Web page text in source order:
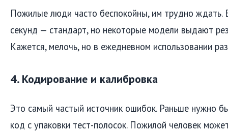
Пожилые люди часто беспокойны, им трудно ждать.
секунд — стандарт, но некоторые модели выдают
Кажется, мелочь, но в ежедневном использовании
4. Кодирование и калибровка
Это самый частый источник ошибок. Раньше нужно
код с упаковки тест-полосок. Пожилой человек